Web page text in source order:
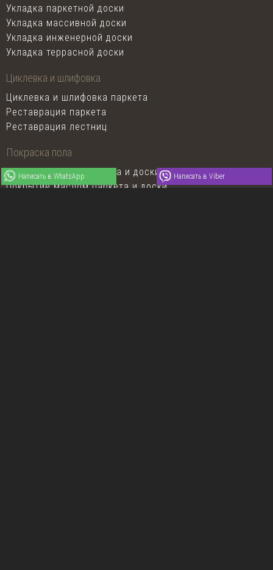
Укладка паркетной доски
Укладка массивной доски
Укладка инженерной доски
Укладка террасной доски
Циклевка и шлифовка
Циклевка и шлифовка паркета
Реставрация паркета
Реставрация лестниц
Покраска пола
Покрытие лаком паркета и доски
Покрытие маслом паркета и доски
Написать в WhatsApp Написать в Viber